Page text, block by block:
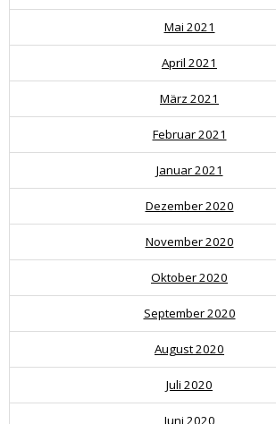
Mai 2021
April 2021
März 2021
Februar 2021
Januar 2021
Dezember 2020
November 2020
Oktober 2020
September 2020
August 2020
Juli 2020
Juni 2020